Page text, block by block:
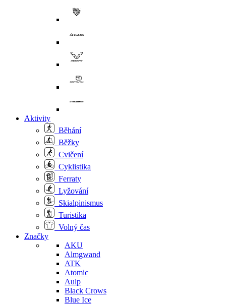
Aktivity
Běhání
Běžky
Cvičení
Cyklistika
Ferraty
Lyžování
Skialpinismus
Turistika
Volný čas
Značky
AKU
Almgwand
ATK
Atomic
Aulp
Black Crows
Blue Ice